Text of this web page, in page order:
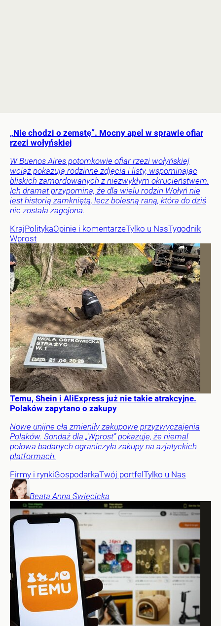
„Nie chodzi o zemstę”. Mocny apel w sprawie ofiar
rzezi wołyńskiej
W Buenos Aires potomkowie ofiar rzezi wołyńskiej
wciąż pokazują rodzinne zdjęcia i listy, wspominając
bliskich zamordowanych z niezwykłym okrucieństwem.
Ich dramat przypomina, że dla wielu rodzin Wołyń nie
jest historią zamkniętą, lecz bolesną raną, która do dziś
nie została zagojona.
KrajPolitykaOpinie i komentarzeTylko u NasTygodnik
Wprost
Temu, Shein i AliExpress już nie takie atrakcyjne.
Polaków zapytano o zakupy
Nowe unijne cła zmieniły zakupowe przyzwyczajenia
Polaków. Sondaż dla „Wprost” pokazuje, że niemal
połowa badanych ograniczyła zakupy na azjatyckich
platformach.
Firmy i rynkiGospodarkaTwój portfelTylko u Nas
Beata Anna Święcicka